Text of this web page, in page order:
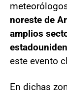
noreste de
amplios
este evento
En dichas